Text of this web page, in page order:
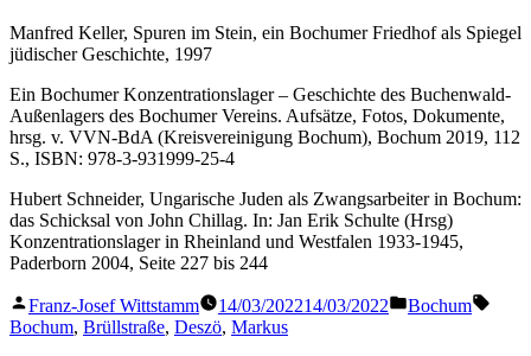
Manfred Keller, Spuren im Stein, ein Bochumer Friedhof als Spiegel
jüdischer Geschichte, 1997
Ein Bochumer Konzentrationslager – Geschichte des Buchenwald-
Außenlagers des Bochumer Vereins. Aufsätze, Fotos, Dokumente,
hrsg. v. VVN-BdA (Kreisvereinigung Bochum), Bochum 2019, 112
S., ISBN: 978-3-931999-25-4
Hubert Schneider, Ungarische Juden als Zwangsarbeiter in Bochum:
das Schicksal von John Chillag. In: Jan Erik Schulte (Hrsg)
Konzentrationslager in Rheinland und Westfalen 1933-1945,
Paderborn 2004, Seite 227 bis 244
Veröffentlicht
von
Franz-Josef Wittstamm 14/03/202214/03/2022
Veröffentlicht
Bochum
Bochum, Brüllstraße, Deszö, Markus